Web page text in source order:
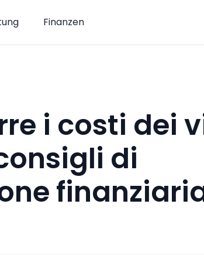
Finanzen
i costi dei
di